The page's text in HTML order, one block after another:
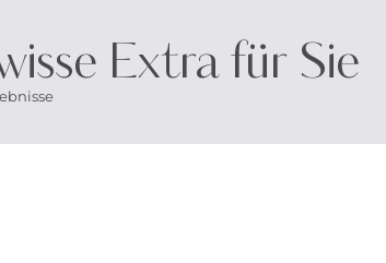
Extra für Sie